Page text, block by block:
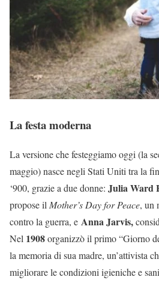
La festa moderna
La versione che festeggiamo oggi (la
maggio) nasce negli Stati Uniti tra la
‘900, grazie a due donne: Julia Ward
propose il Mother’s Day for Peace, un
contro la guerra, e Anna Jarvis,
Nel 1908organizzò il primo “Giorno
la memoria di sua madre, un’attivista
migliorare le condizioni igieniche e